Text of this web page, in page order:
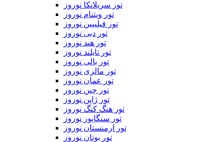
تور سریلانکا نوروز
تور ویتنام نوروز
تور فیلیپین نوروز
تور دبی نوروز
تور هند نوروز
تور تایلند نوروز
تور بالی نوروز
تور مالزی نوروز
تور عمان نوروز
تور چین نوروز
تور ژاپن نوروز
تور هنگ کنگ نوروز
تور سنگاپور نوروز
تور ارمنستان نوروز
تور بوتان نوروز